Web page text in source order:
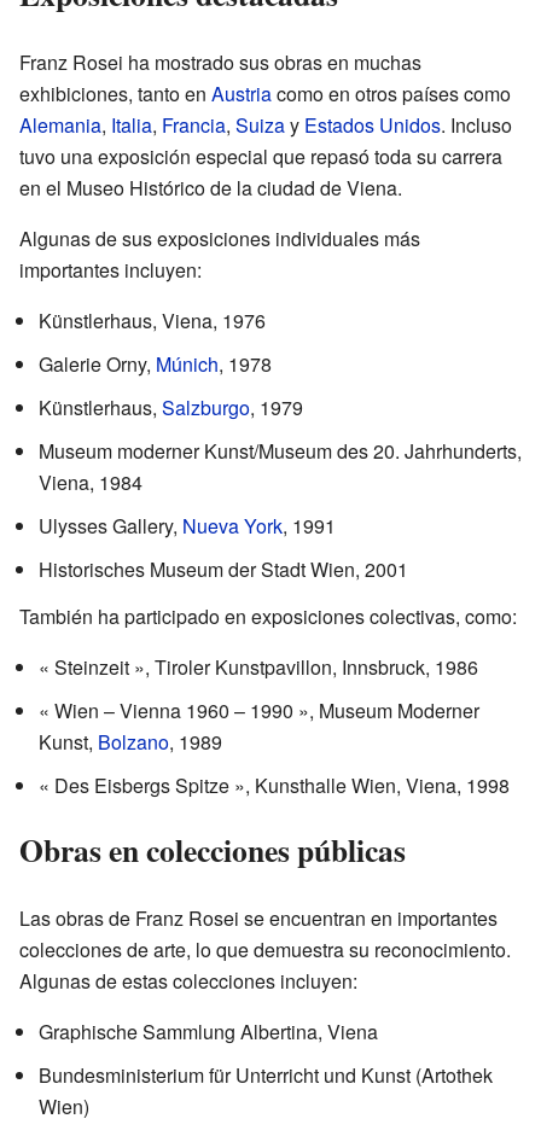
Franz Rosei ha mostrado sus obras en muchas
exhibiciones, tanto en Austriacomo en otros países como
Alemania, Italia, Francia, Suizay Estados Unidos. Incluso
tuvo una exposición especial que repasó toda su carrera
en el Museo Histórico de la ciudad de Viena.
Algunas de sus exposiciones individuales más
importantes incluyen:
Künstlerhaus, Viena, 1976
Galerie Orny, Múnich, 1978
Künstlerhaus, Salzburgo, 1979
Museum moderner Kunst/Museum des 20. Jahrhunderts,
Viena, 1984
Ulysses Gallery, Nueva York, 1991
Historisches Museum der Stadt Wien, 2001
También ha participado en exposiciones colectivas, como:
« Steinzeit », Tiroler Kunstpavillon, Innsbruck, 1986
« Wien – Vienna 1960 – 1990 », Museum Moderner
Kunst, Bolzano, 1989
« Des Eisbergs Spitze », Kunsthalle Wien, Viena, 1998
Obras en colecciones públicas
Las obras de Franz Rosei se encuentran en importantes
colecciones de arte, lo que demuestra su reconocimiento.
Algunas de estas colecciones incluyen:
Graphische Sammlung Albertina, Viena
Bundesministerium für Unterricht und Kunst (Artothek
Wien)